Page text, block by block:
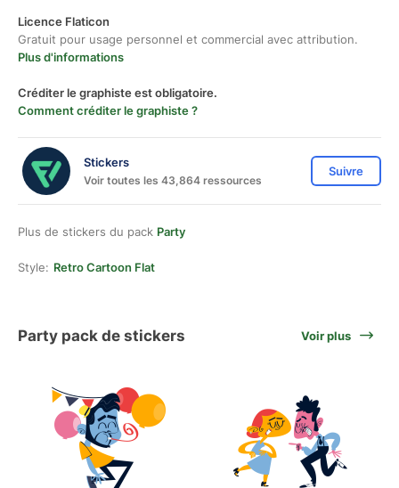
Licence Flaticon
Gratuit pour usage personnel et commercial avec attribution.
Plus d'informations
Créditer le graphiste est obligatoire.
Comment créditer le graphiste ?
Stickers
Voir toutes les 43,864 ressources
Suivre
Plus de stickers du pack Party
Style: Retro Cartoon Flat
Party pack de stickers Voir plus